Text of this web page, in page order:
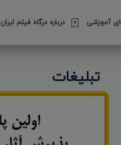
آموزشی درباره درگاه فیلم ایران
تبلیغات